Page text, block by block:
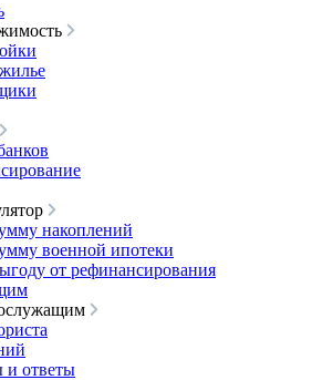
накоплений
военной ипотеки
от рефинансирования
и ответы